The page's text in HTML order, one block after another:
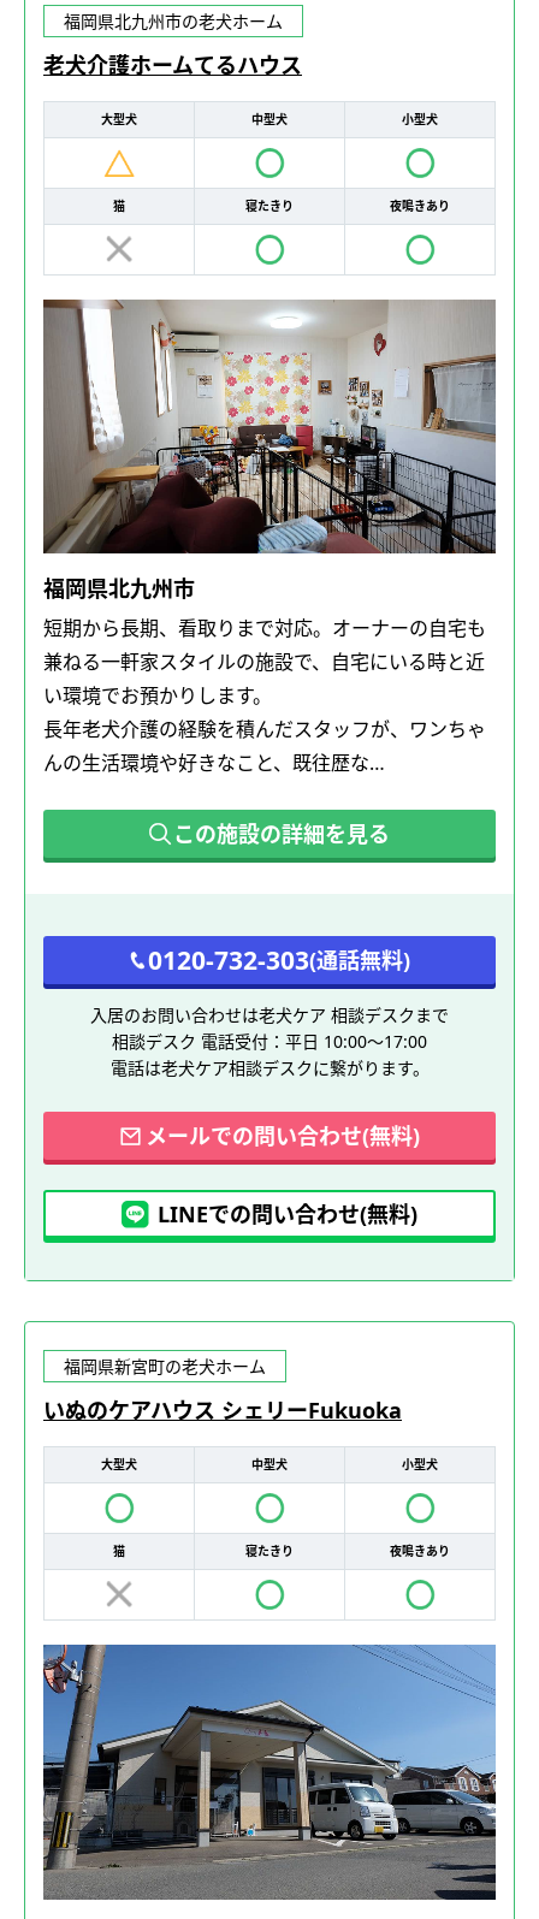
福岡県北九州市の老犬ホーム
老犬介護ホームてるハウス
大型犬 中型犬 小型犬
猫 寝たきり 夜鳴きあり
福岡県北九州市
短期から長期、看取りまで対応。オーナーの自宅も
兼ねる一軒家スタイルの施設で、自宅にいる時と近
い環境でお預かりします。
長年老犬介護の経験を積んだスタッフが、ワンちゃ
んの生活環境や好きなこと、既往歴な…
この施設の詳細を見る
0120-732-303(通話無料)
入居のお問い合わせは老犬ケア 相談デスクまで
相談デスク 電話受付：平日 10:00～17:00
電話は老犬ケア相談デスクに繋がります。
メールでの問い合わせ(無料)
LINEでの問い合わせ(無料)
福岡県新宮町の老犬ホーム
いぬのケアハウス シェリーFukuoka
大型犬 中型犬 小型犬
猫 寝たきり 夜鳴きあり